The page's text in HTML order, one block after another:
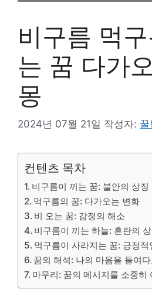
비구름 먹
는 꿈 다가
몽
2024년 07월 21일 작성자:
컨텐츠 목차
비구름이 끼는 꿈: 불안의 상징
먹구름의 꿈: 다가오는 변화
비 오는 꿈: 감정의 해소
비구름이 끼는 하늘: 혼란의
먹구름이 사라지는 꿈: 긍정적
꿈의 해석: 나의 마음을 들여
마무리: 꿈의 메시지를 소중히